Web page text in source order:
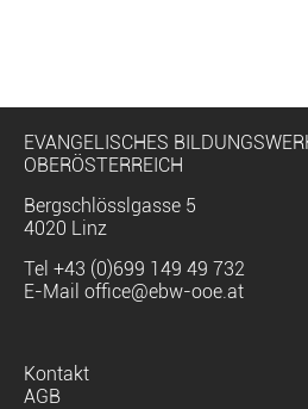
EVANGELISCHES
OBERÖSTERREICH
Bergschlösslgasse 5
4020 Linz
Tel +43 (0)699 149 49 732
E-Mail office@ebw-ooe.at
Navigation
überspringen
Kontakt
AGB